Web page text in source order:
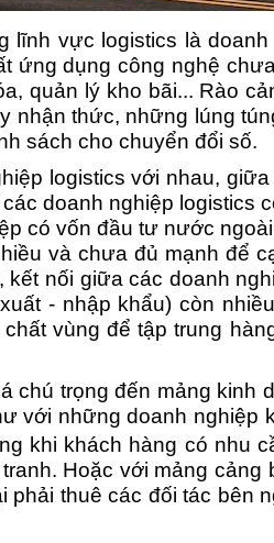
lĩnh vực logistics là
ứng dụng công nghệ
quản lý kho bãi... Rào
nhận thức, những lúng
sách cho chuyển đổi số.
logistics với nhau,
doanh nghiệp logistics
có vốn đầu tư nước
và chưa đủ mạnh để
nối giữa các doanh
- nhập khẩu) còn
vùng để tập trung
chú trọng đến mảng
với những doanh nghiệp
khi khách hàng có nhu
Hoặc với mảng
thuê các đối tác bên